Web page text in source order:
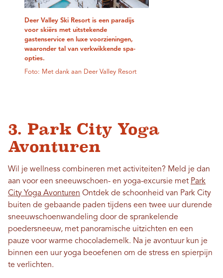
Deer Valley Ski Resort is een paradijs
voor skiërs met uitstekende
gastenservice en luxe voorzieningen,
waaronder tal van verkwikkende spa-
opties.
Foto: Met dank aan Deer Valley Resort
3. Park City Yoga
Avonturen
Wil je wellness combineren met activiteiten? Meld je dan
aan voor een sneeuwschoen- en yoga-excursie met Park
City Yoga Avonturen Ontdek de schoonheid van Park City
buiten de gebaande paden tijdens een twee uur durende
sneeuwschoenwandeling door de sprankelende
poedersneeuw, met panoramische uitzichten en een
pauze voor warme chocolademelk. Na je avontuur kun je
binnen een uur yoga beoefenen om de stress en spierpijn
te verlichten.